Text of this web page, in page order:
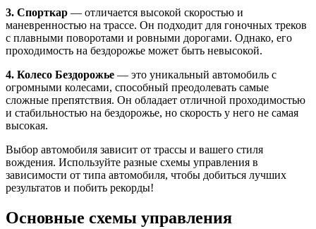
3. Спорткар — отличается высокой скоростью и
маневренностью на трассе. Он подходит для гоночных треков
с плавными поворотами и ровными дорогами. Однако, его
проходимость на бездорожье может быть невысокой.
4. Колесо Бездорожье — это уникальный автомобиль с
огромными колесами, способный преодолевать самые
сложные препятствия. Он обладает отличной проходимостью
и стабильностью на бездорожье, но скорость у него не самая
высокая.
Выбор автомобиля зависит от трассы и вашего стиля
вождения. Используйте разные схемы управления в
зависимости от типа автомобиля, чтобы добиться лучших
результатов и побить рекорды!
Основные схемы управления